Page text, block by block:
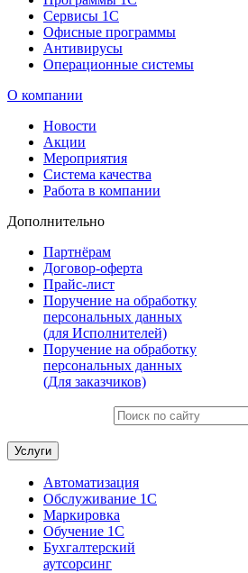
Сервисы 1С
Офисные программы
Антивирусы
Операционные системы
О компании
Новости
Акции
Мероприятия
Система качества
Работа в компании
Дополнительно
Партнёрам
Договор-оферта
Прайс-лист
Поручение на обработку
персональных данных
(для Исполнителей)
Поручение на обработку
персональных данных
(Для заказчиков)
Услуги
Автоматизация
Обслуживание 1С
Маркировка
Обучение 1С
Бухгалтерский
аутсорсинг